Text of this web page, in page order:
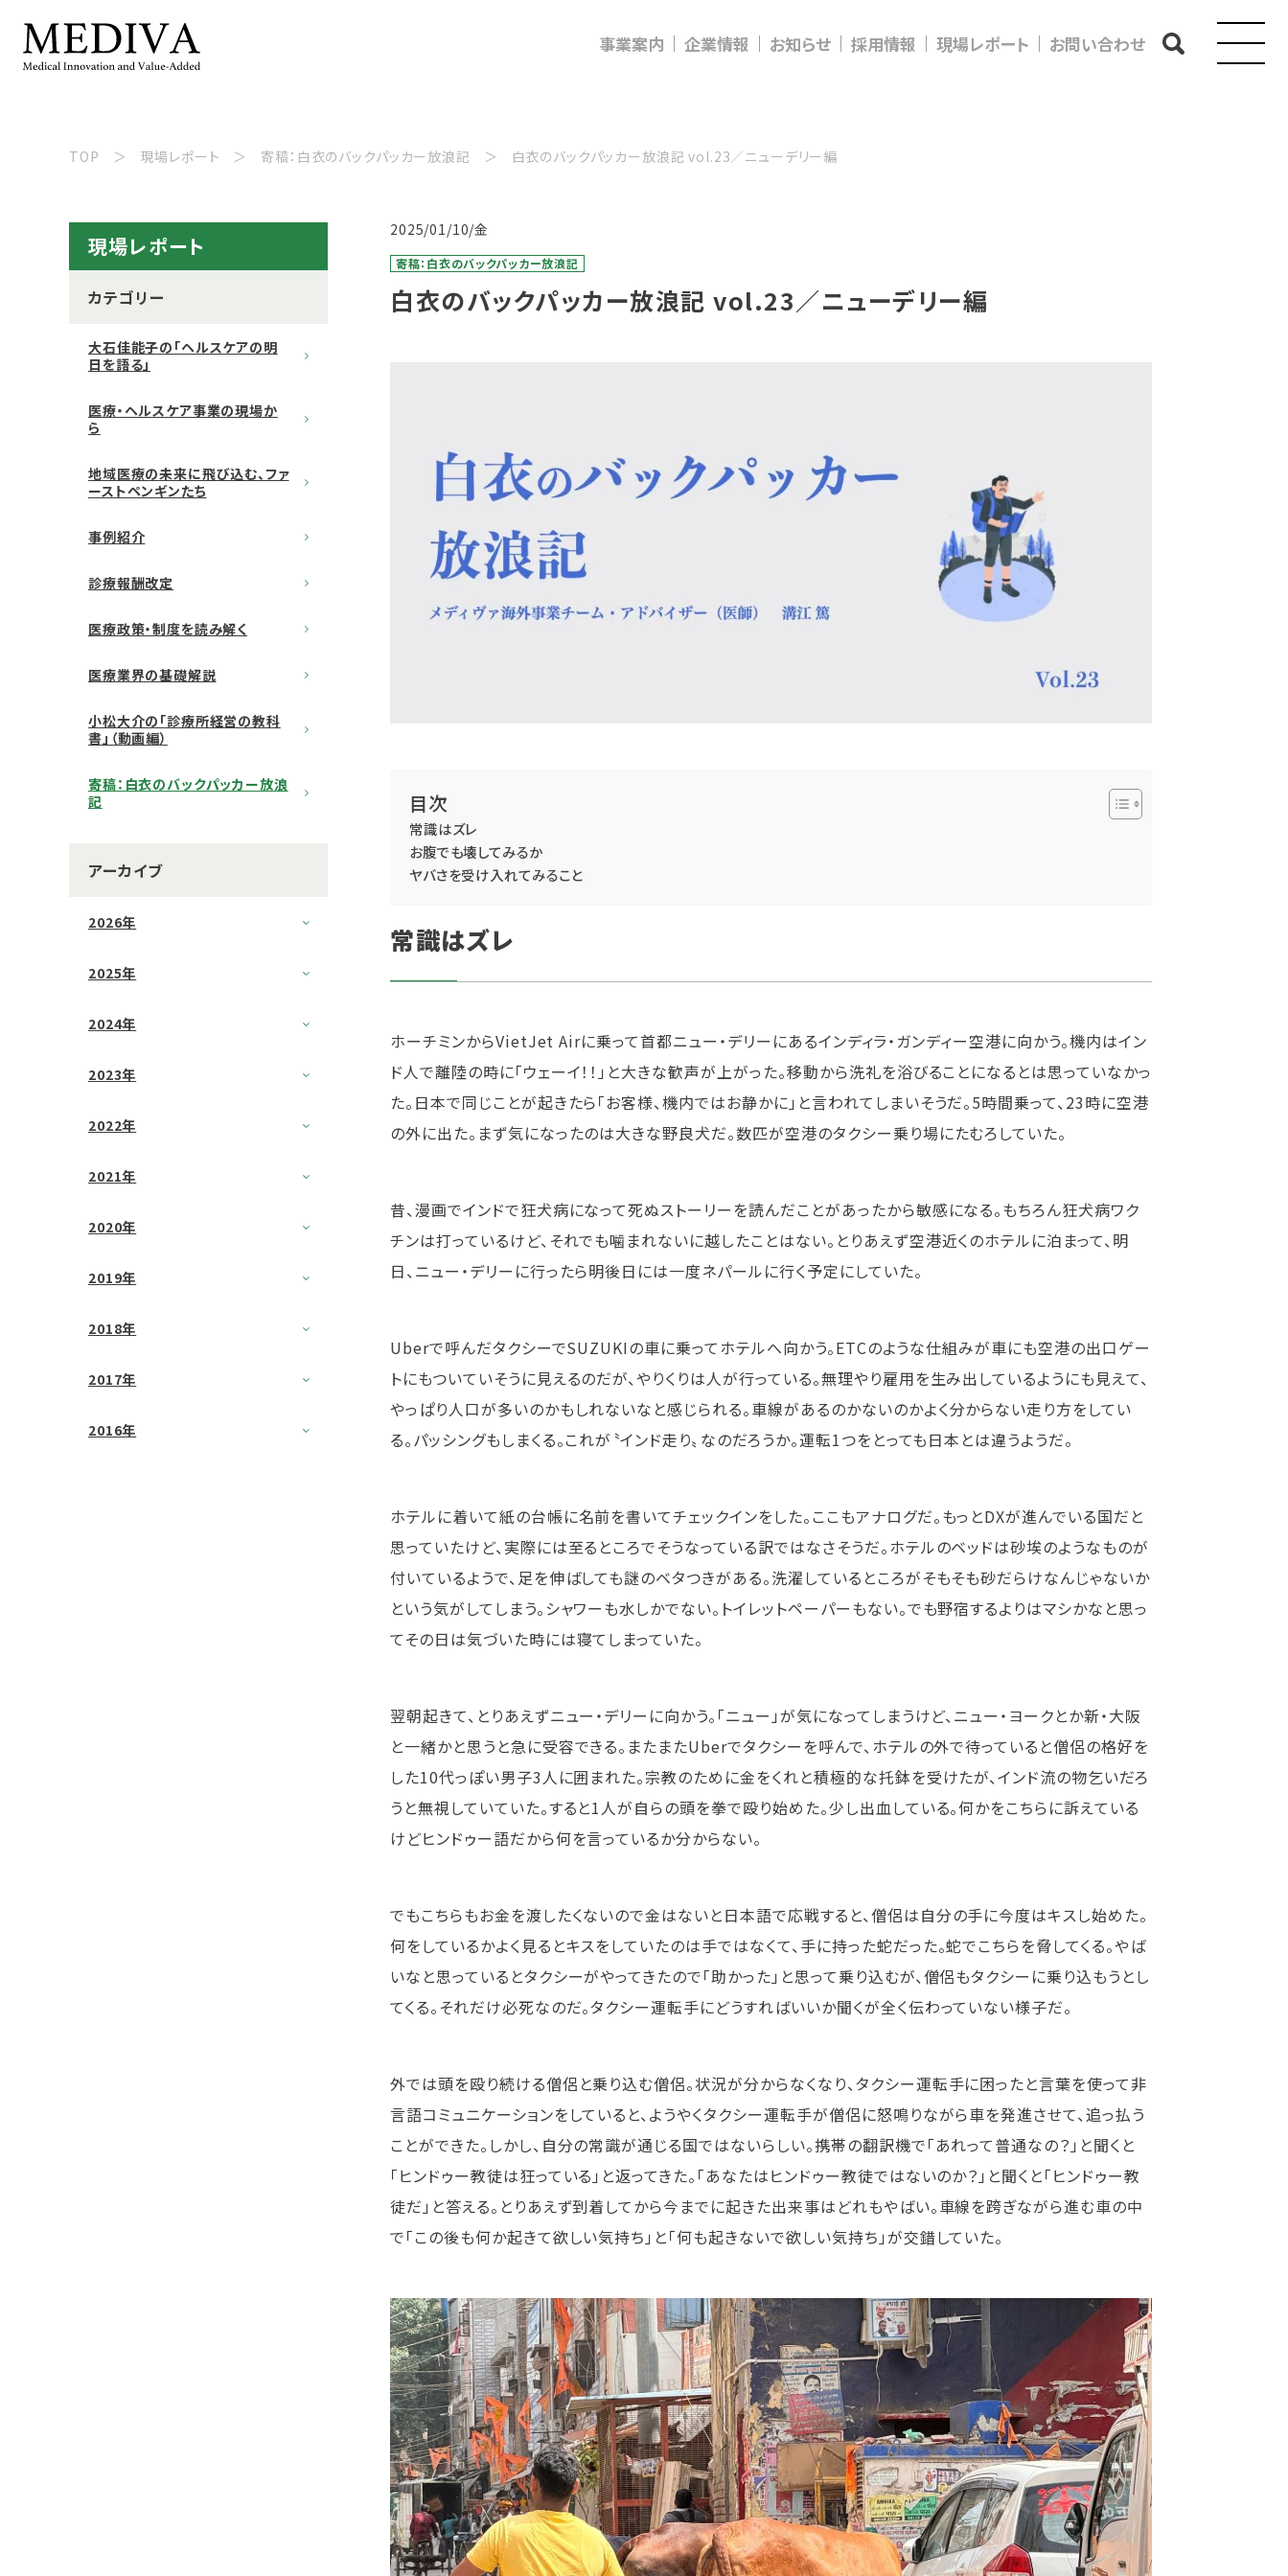
事業案内 企業情報 お知らせ 採用情報 現場レポート お問い合わせ
TOP 現場レポート 寄稿：白衣のバックパッカー放浪記 白衣のバックパッカー放浪記 vol.23／ニューデリー編
現場レポート
カテゴリー
大石佳能子の「ヘルスケアの明
日を語る」
医療・ヘルスケア事業の現場か
ら
地域医療の未来に飛び込む、ファ
ーストペンギンたち
事例紹介
診療報酬改定
医療政策・制度を読み解く
医療業界の基礎解説
小松大介の「診療所経営の教科
書」（動画編）
寄稿：白衣のバックパッカー放浪
記
アーカイブ
2026年
2025年
2024年
2023年
2022年
2021年
2020年
2019年
2018年
2017年
2016年
2025/01/10/金
寄稿：白衣のバックパッカー放浪記
白衣のバックパッカー放浪記 vol.23／ニューデリー編
目次
常識はズレ
お腹でも壊してみるか
ヤバさを受け入れてみること
常識はズレ
ホーチミンからVietJet Airに乗って首都ニュー・デリーにあるインディラ・ガンディー空港に向かう。機内はイン
ド人で離陸の時に「ウェーイ！！」と大きな歓声が上がった。移動から洗礼を浴びることになるとは思っていなかっ
た。日本で同じことが起きたら「お客様、機内ではお静かに」と言われてしまいそうだ。5時間乗って、23時に空港
の外に出た。まず気になったのは大きな野良犬だ。数匹が空港のタクシー乗り場にたむろしていた。
昔、漫画でインドで狂犬病になって死ぬストーリーを読んだことがあったから敏感になる。もちろん狂犬病ワク
チンは打っているけど、それでも噛まれないに越したことはない。とりあえず空港近くのホテルに泊まって、明
日、ニュー・デリーに行ったら明後日には一度ネパールに行く予定にしていた。
Uberで呼んだタクシーでSUZUKIの車に乗ってホテルへ向かう。ETCのような仕組みが車にも空港の出口ゲー
トにもついていそうに見えるのだが、やりくりは人が行っている。無理やり雇用を生み出しているようにも見えて、
やっぱり人口が多いのかもしれないなと感じられる。車線があるのかないのかよく分からない走り方をしてい
る。パッシングもしまくる。これが〝インド走り〟なのだろうか。運転1つをとっても日本とは違うようだ。
ホテルに着いて紙の台帳に名前を書いてチェックインをした。ここもアナログだ。もっとDXが進んでいる国だと
思っていたけど、実際には至るところでそうなっている訳ではなさそうだ。ホテルのベッドは砂埃のようなものが
付いているようで、足を伸ばしても謎のベタつきがある。洗濯しているところがそもそも砂だらけなんじゃないか
という気がしてしまう。シャワーも水しかでない。トイレットペーパーもない。でも野宿するよりはマシかなと思っ
てその日は気づいた時には寝てしまっていた。
翌朝起きて、とりあえずニュー・デリーに向かう。「ニュー」が気になってしまうけど、ニュー・ヨークとか新・大阪
と一緒かと思うと急に受容できる。またまたUberでタクシーを呼んで、ホテルの外で待っていると僧侶の格好を
した10代っぽい男子3人に囲まれた。宗教のために金をくれと積極的な托鉢を受けたが、インド流の物乞いだろ
うと無視していていた。すると1人が自らの頭を拳で殴り始めた。少し出血している。何かをこちらに訴えている
けどヒンドゥー語だから何を言っているか分からない。
でもこちらもお金を渡したくないので金はないと日本語で応戦すると、僧侶は自分の手に今度はキスし始めた。
何をしているかよく見るとキスをしていたのは手ではなくて、手に持った蛇だった。蛇でこちらを脅してくる。やば
いなと思っているとタクシーがやってきたので「助かった」と思って乗り込むが、僧侶もタクシーに乗り込もうとし
てくる。それだけ必死なのだ。タクシー運転手にどうすればいいか聞くが全く伝わっていない様子だ。
外では頭を殴り続ける僧侶と乗り込む僧侶。状況が分からなくなり、タクシー運転手に困ったと言葉を使って非
言語コミュニケーションをしていると、ようやくタクシー運転手が僧侶に怒鳴りながら車を発進させて、追っ払う
ことができた。しかし、自分の常識が通じる国ではないらしい。携帯の翻訳機で「あれって普通なの？」と聞くと
「ヒンドゥー教徒は狂っている」と返ってきた。「あなたはヒンドゥー教徒ではないのか？」と聞くと「ヒンドゥー教
徒だ」と答える。とりあえず到着してから今までに起きた出来事はどれもやばい。車線を跨ぎながら進む車の中
で「この後も何か起きて欲しい気持ち」と「何も起きないで欲しい気持ち」が交錯していた。